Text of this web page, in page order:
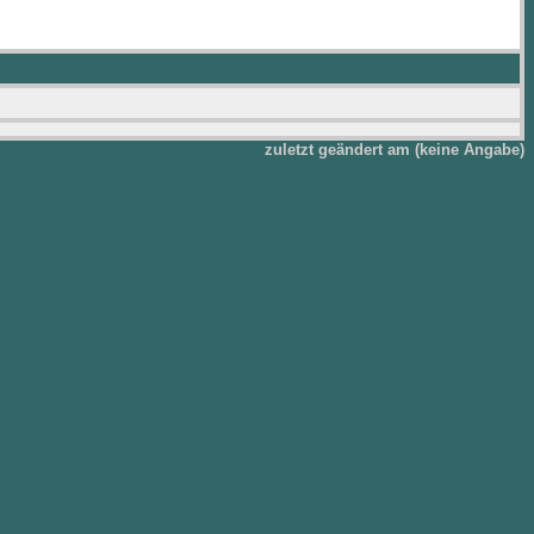
zuletzt geändert am (keine Angabe)